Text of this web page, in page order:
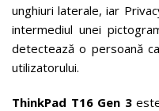
unghiuri laterale, iar
intermediul unei
detectează o persoană
utilizatorului.
ThinkPad T16 Gen 3